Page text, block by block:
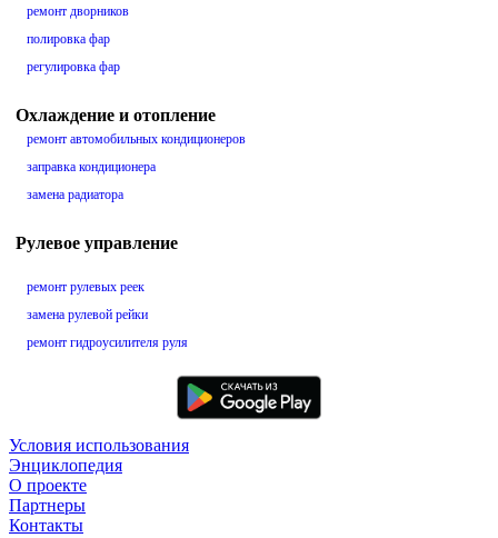
ремонт дворников
полировка фар
регулировка фар
Охлаждение и отопление
ремонт автомобильных кондиционеров
заправка кондиционера
замена радиатора
Рулевое управление
ремонт рулевых реек
замена рулевой рейки
ремонт гидроусилителя руля
Условия использования
Энциклопедия
О проекте
Партнеры
Контакты